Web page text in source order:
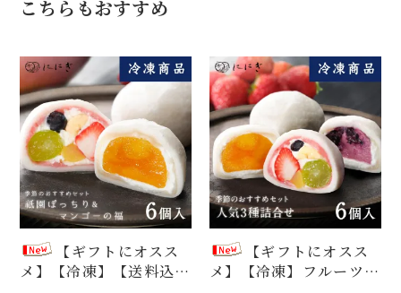
こちらもおすすめ
【ギフトにオスス
メ】【冷凍】【送料込】
【ギフトにオスス
メ】【冷凍】フルーツ大